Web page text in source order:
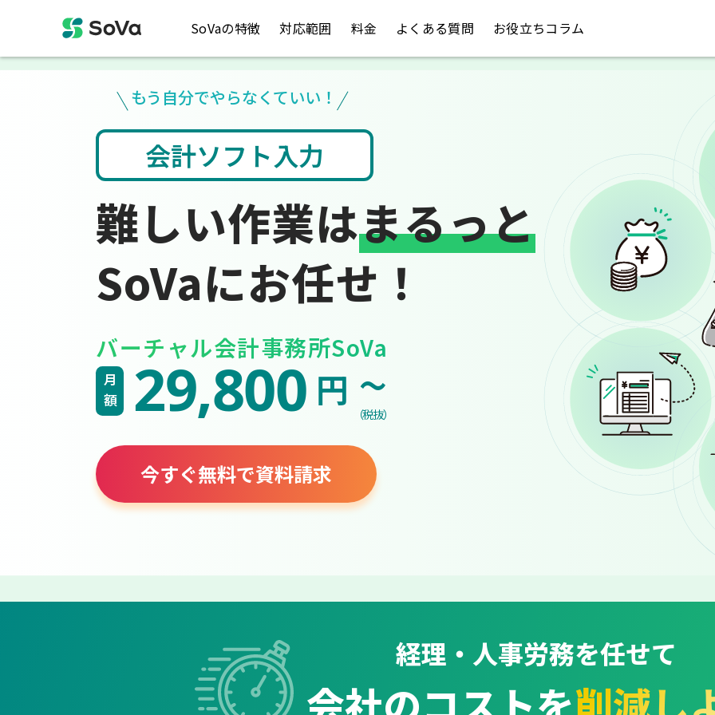
SoVaの特徴 対応範囲 料金 よくある質問 お役立ちコラム
もう自分でやらなくていい！
税金のお悩み 請求書や領収書
難しい作業はまるっと
SoVaにお任せ！
バーチャル会計事務所SoVa
月額 29,800 円 ~
（税抜）
今すぐ無料で資料請求
経理・人事労務を任せて
会社のコストを削減し